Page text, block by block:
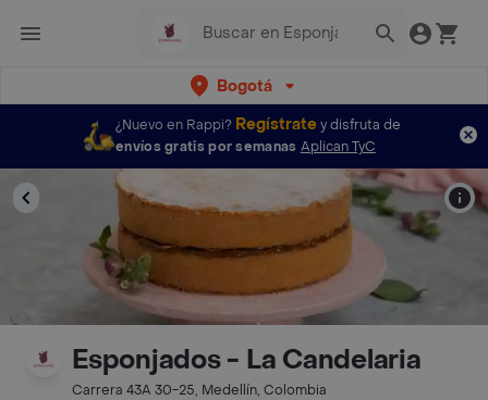
Bogotá
¿Nuevo en Rappi? Regístratey disfruta de
envíos gratis por semanas Aplican TyC
Esponjados - La Candelaria
Carrera 43A 30-25, Medellín, Colombia